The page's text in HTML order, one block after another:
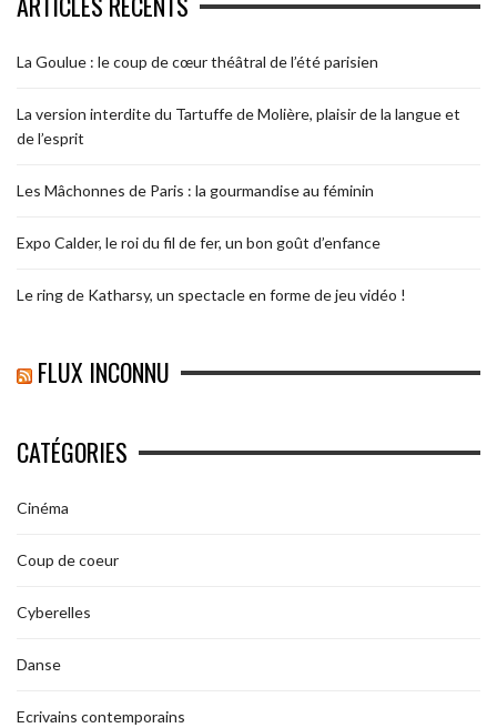
La Goulue : le coup de cœur théâtral de l’été parisien
La version interdite du Tartuffe de Molière, plaisir de la langue et
de l’esprit
Les Mâchonnes de Paris : la gourmandise au féminin
Expo Calder, le roi du fil de fer, un bon goût d’enfance
Le ring de Katharsy, un spectacle en forme de jeu vidéo !
FLUX INCONNU
CATÉGORIES
Cinéma
Coup de coeur
Cyberelles
Danse
Ecrivains contemporains